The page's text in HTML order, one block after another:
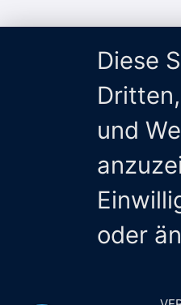
Diese
und
oder